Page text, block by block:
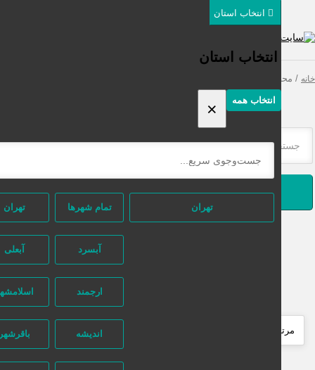
انتخاب استان
انتخاب همه ×
تهران تمام شهر‌ها تهران
آبسرد آبعلی
ارجمند اسلامشهر
اندیشه باقرشهر
محصولات برچسب خورده “سرم دور چشم ضدچروک قوی”
جستجو